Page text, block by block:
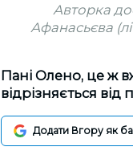
Авторка
Афанасьєва
Пані Олено, це ж
відрізняється
Додати Вгору як